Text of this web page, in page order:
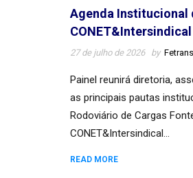
Agenda Institucional
27 de julho de 2026 by
Painel reunirá diretoria,
as principais pautas
Rodoviário de Cargas
CONET&Intersindical…
READ MORE